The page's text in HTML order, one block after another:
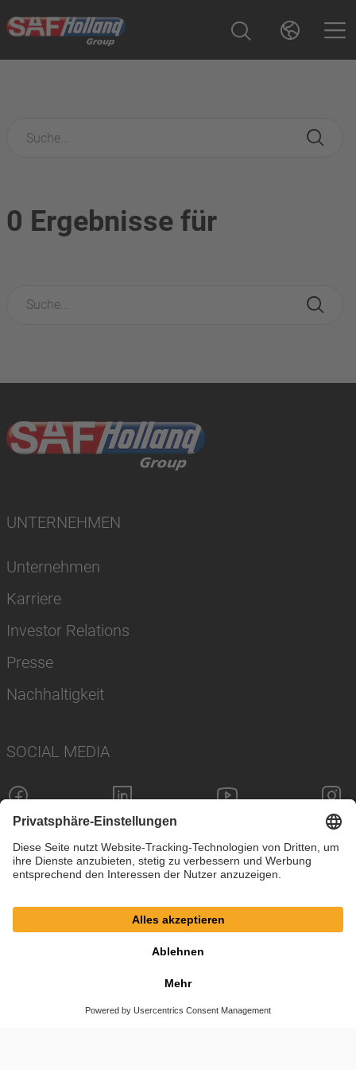
0 Ergebnisse für
UNTERNEHMEN
Unternehmen
Karriere
Investor Relations
Presse
Nachhaltigkeit
SOCIAL MEDIA
© SAF-HOLLAND SE
Datenschutz
Cookie-Einstellungen
AGB